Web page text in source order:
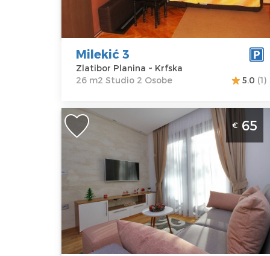
Adresa:Krfska
35 €
Struktura :
Studio
Milekić 3
Zlatibor Planina ~ Krfska
26 m2 Studio 2 Osobe
5.0 (1)
Dvosoban Apartman Time Out Lux 2
Zlatibor, za boravak do 4 osobe
Lokacija:
Zlatibor
Planina
Adresa:
Strahinje
Popovića 3
Gosti:
Kvadratura :
36
m2
Struktura :
Dvosoban
€ 65